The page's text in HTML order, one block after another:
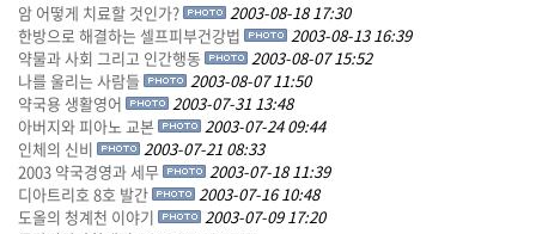
암 어떻게 치료할 것인가?
2003-08-18 17:30
한방으로 해결하는 셀프피부건강법
2003-08-13 16:39
약물과 사회 그리고 인간행동
2003-08-07 15:52
나를 울리는 사람들
2003-08-07 11:50
약국용 생활영어
2003-07-31 13:48
아버지와 피아노 교본
2003-07-24 09:44
인체의 신비
2003-07-21 08:33
2003 약국경영과 세무
2003-07-18 11:39
디아트리호 8호 발간
2003-07-16 10:48
도올의 청계천 이야기
2003-07-09 17:20